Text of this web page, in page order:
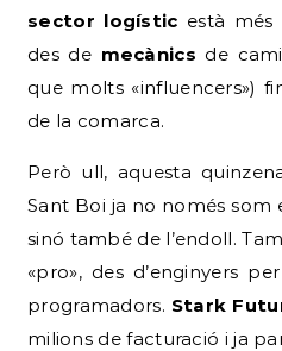
sector logístic està
des de mecànics de
que molts «influencers»)
de la comarca.
Però ull, aquesta
Sant Boi ja no només som
sinó també de l’endoll.
«pro», des d’enginyers
programadors. Stark
milions de facturació i ja